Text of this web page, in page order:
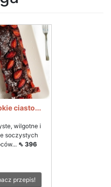
ciasto...
wilgotne i
soczystych
⇖ 396
przepis!